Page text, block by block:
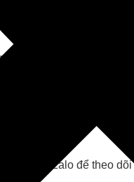
và hiệu quả.
hiệu quả.
từng kênh tiếp thị.
của Zalo để theo dõi